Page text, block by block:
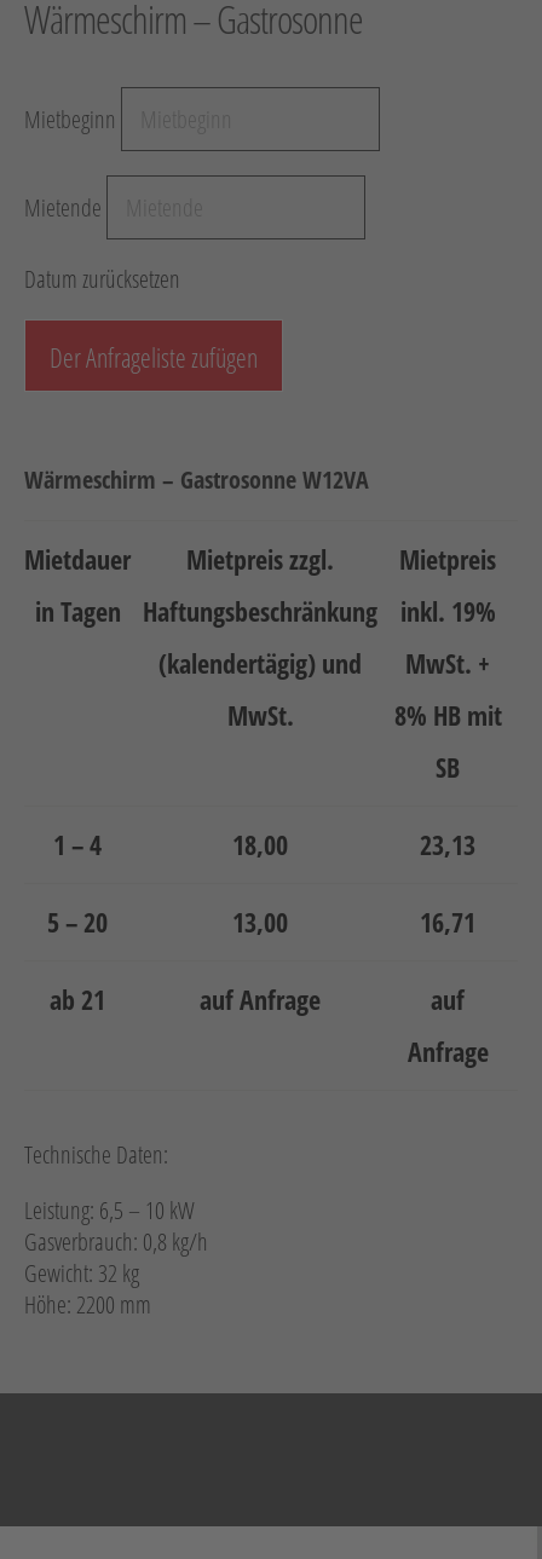
Hebetechnik
Sonstiges
Verkauf
Gebrauchtmaschinen
Neuheiten
Unternehmen
Kontakt
Jobs
Verweis
FacebookInstagram
Wärmeschirm – Gastrosonne
Mietbeginn
Mietende
Datum zurücksetzen
Der Anfrageliste zufügen
Wärmeschirm – Gastrosonne W12VA
Mietdauer
in Tagen
Mietpreis zzgl.
Haftungsbeschränkung
(kalendertägig) und
MwSt.
Mietpreis
inkl. 19%
MwSt. +
8% HB mit
SB
1 – 4 18,00 23,13
5 – 20 13,00 16,71
ab 21 auf Anfrage
auf
Anfrage
Technische Daten:
Leistung: 6,5 – 10 kW
Gasverbrauch: 0,8 kg/h
Gewicht: 32 kg
Höhe: 2200 mm